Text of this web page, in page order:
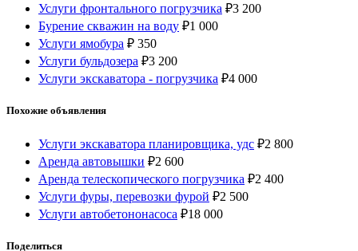
Услуги фронтального погрузчика ₽3 200
Бурение скважин на воду ₽1 000
Услуги ямобура ₽ 350
Услуги бульдозера ₽3 200
Услуги экскаватора - погрузчика ₽4 000
Похожие объявления
Услуги экскаватора планировщика, удс ₽2 800
Аренда автовышки ₽2 600
Аренда телескопического погрузчика ₽2 400
Услуги фуры, перевозки фурой ₽2 500
Услуги автобетононасоса ₽18 000
Поделиться